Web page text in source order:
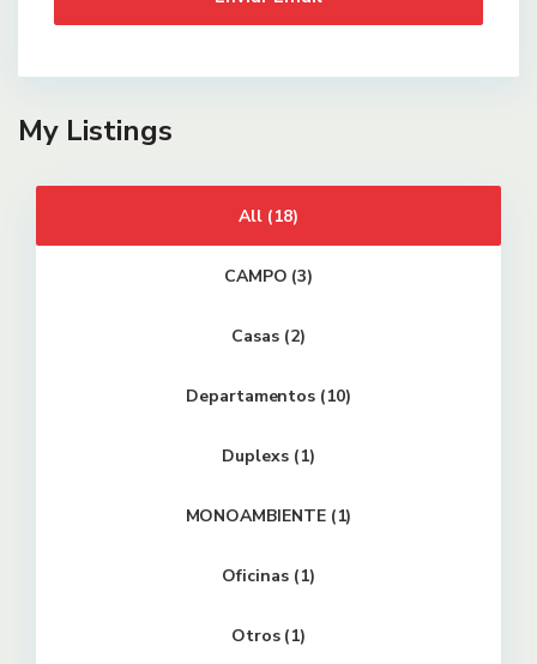
My Listings
All (18)
CAMPO (3)
Casas (2)
Departamentos (10)
Duplexs (1)
MONOAMBIENTE (1)
Oficinas (1)
Otros (1)